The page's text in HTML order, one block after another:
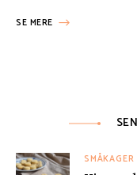
SE MERE
SMÅKAGER